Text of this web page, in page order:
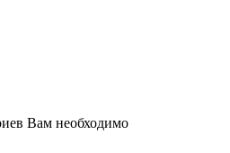
Вам необходимо